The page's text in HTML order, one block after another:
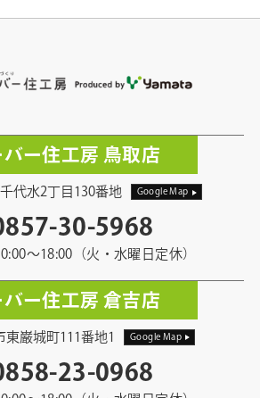
バー住工房 鳥取店
代水2丁目130番地 Google Map
30-5968
〜18:00（火・水曜日定休）
バー住工房 倉吉店
東巌城町111番地1 Google Map
23-0968